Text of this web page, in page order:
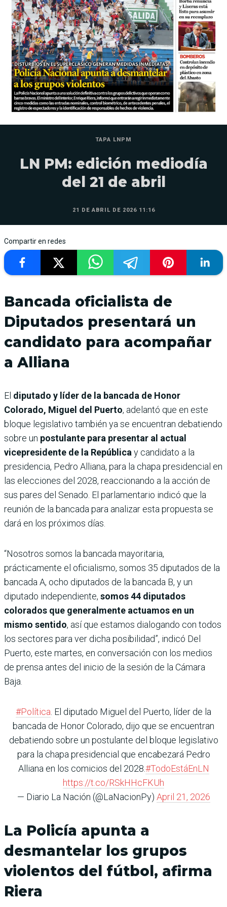
TAPA LNPM
LN PM: edición mediodía
del 21 de abril
21 DE ABRIL DE 2026 11:16
Compartir en redes
Bancada oficialista de
Diputados presentará un
candidato para acompañar
a Alliana
El diputado y líder de la bancada de Honor
Colorado, Miguel del Puerto, adelantó que en este
bloque legislativo también ya se encuentran debatiendo
sobre un postulante para presentar al actual
vicepresidente de la República y candidato a la
presidencia, Pedro Alliana, para la chapa presidencial en
las elecciones del 2028, reaccionando a la acción de
sus pares del Senado. El parlamentario indicó que la
reunión de la bancada para analizar esta propuesta se
dará en los próximos días.
“Nosotros somos la bancada mayoritaria,
prácticamente el oficialismo, somos 35 diputados de la
bancada A, ocho diputados de la bancada B, y un
diputado independiente, somos 44 diputados
colorados que generalmente actuamos en un
mismo sentido, así que estamos dialogando con todos
los sectores para ver dicha posibilidad”, indicó Del
Puerto, este martes, en conversación con los medios
de prensa antes del inicio de la sesión de la Cámara
Baja.
#Política . El diputado Miguel del Puerto, líder de la
bancada de Honor Colorado, dijo que se encuentran
debatiendo sobre un postulante del bloque legislativo
para la chapa presidencial que encabezará Pedro
Alliana en los comicios del 2028.#TodoEstáEnLN
https://t.co/RSkHHcFKUh
— Diario La Nación (@LaNacionPy) April 21, 2026
La Policía apunta a
desmantelar los grupos
violentos del fútbol, afirma
Riera